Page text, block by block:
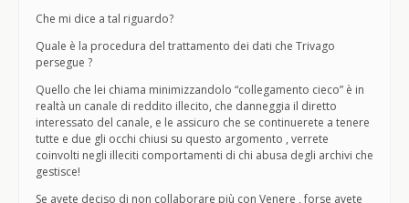
Che mi dice a tal riguardo?
Quale è la procedura del trattamento dei dati che Trivago
persegue ?
Quello che lei chiama minimizzandolo “collegamento cieco” è in
realtà un canale di reddito illecito, che danneggia il diretto
interessato del canale, e le assicuro che se continuerete a tenere
tutte e due gli occhi chiusi su questo argomento , verrete
coinvolti negli illeciti comportamenti di chi abusa degli archivi che
gestisce!
Se avete deciso di non collaborare più con Venere , forse avete